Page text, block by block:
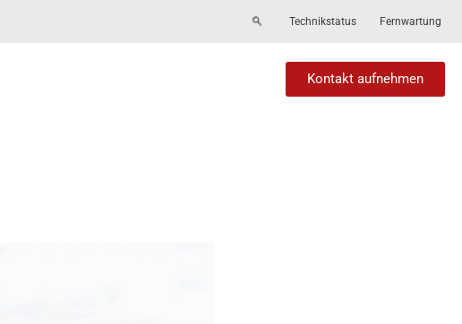
Technikstatus Fernwartung
Kontakt aufnehmen